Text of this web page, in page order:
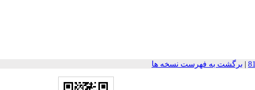
| برگشت به فهرست نسخه ها